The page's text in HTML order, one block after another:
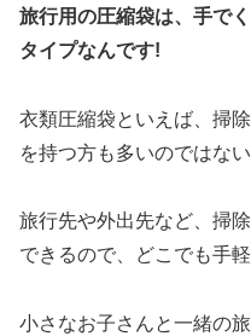
旅行用の圧縮袋は、手で
タイプなんです!
衣類圧縮袋といえば、掃
を持つ方も多いのではな
旅行先や外出先など、掃
できるので、どこでも手
小さなお子さんと一緒の